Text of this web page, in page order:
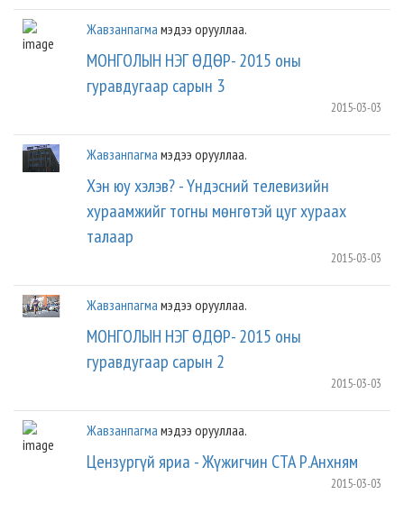
Жавзанпагма мэдээ орууллаа.
МОНГОЛЫН НЭГ ӨДӨР- 2015 оны
гуравдугаар сарын 3
2015-03-03
Жавзанпагма мэдээ орууллаа.
Хэн юу хэлэв? - Үндэсний телевизийн
хураамжийг тогны мөнгөтэй цуг хураах
талаар
2015-03-03
Жавзанпагма мэдээ орууллаа.
МОНГОЛЫН НЭГ ӨДӨР- 2015 оны
гуравдугаар сарын 2
2015-03-03
Жавзанпагма мэдээ орууллаа.
Цензургүй яриа - Жүжигчин СТА Р.Анхням
2015-03-03